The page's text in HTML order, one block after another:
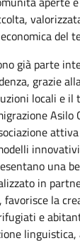
del
già parte
grazie
locali e il
Asilo
una
in
favorisce la
e